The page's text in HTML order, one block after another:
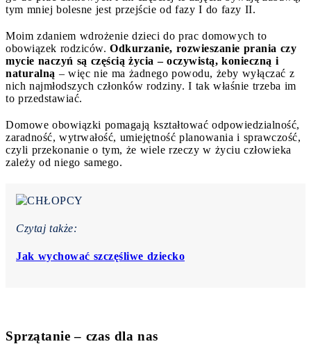
tym mniej bolesne jest przejście od fazy I do fazy II.
Moim zdaniem wdrożenie dzieci do prac domowych to
obowiązek rodziców. Odkurzanie, rozwieszanie prania czy
mycie naczyń są częścią życia – oczywistą, konieczną i
naturalną – więc nie ma żadnego powodu, żeby wyłączać z
nich najmłodszych członków rodziny. I tak właśnie trzeba im
to przedstawiać.
Domowe obowiązki pomagają kształtować odpowiedzialność,
zaradność, wytrwałość, umiejętność planowania i sprawczość,
czyli przekonanie o tym, że wiele rzeczy w życiu człowieka
zależy od niego samego.
Czytaj także:
Jak wychować szczęśliwe dziecko
Sprzątanie – czas dla nas